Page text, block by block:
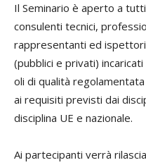
Il Seminario è aperto a
consulenti tecnici,
rappresentanti ed
(pubblici e privati)
oli di qualità
ai requisiti previsti dai
disciplina UE e nazionale.
Ai partecipanti verrà